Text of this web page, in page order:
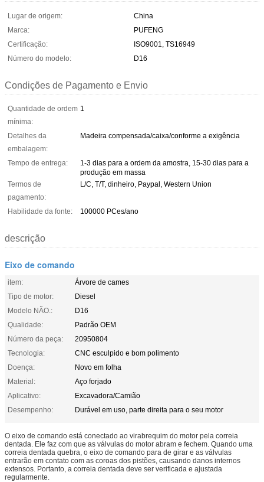
Lugar de origem:
China
Marca:
PUFENG
Certificação:
ISO9001, TS16949
Número do modelo:
D16
Condições de Pagamento e Envio
Quantidade de ordem
mínima:
1
Detalhes da
embalagem:
Madeira compensada/caixa/conforme a exigência
Tempo de entrega:
1-3 dias para a ordem da amostra, 15-30 dias para a
produção em massa
Termos de
pagamento:
L/C, T/T, dinheiro, Paypal, Western Union
Habilidade da fonte: 100000 PCes/ano
descrição
Eixo de comando
item:
Árvore de cames
Tipo de motor:
Diesel
Modelo NÃO.:
D16
Qualidade:
Padrão OEM
Número da peça:
20950804
Tecnologia:
CNC esculpido e bom polimento
Doença:
Novo em folha
Material:
Aço forjado
Aplicativo:
Excavadora/Camião
Desempenho:
Durável em uso, parte direita para o seu motor
O eixo de comando está conectado ao virabrequim do motor pela correia
dentada. Ele faz com que as válvulas do motor abram e fechem. Quando uma
correia dentada quebra, o eixo de comando para de girar e as válvulas
entrarão em contato com as coroas dos pistões, causando danos internos
extensos. Portanto, a correia dentada deve ser verificada e ajustada
regularmente.